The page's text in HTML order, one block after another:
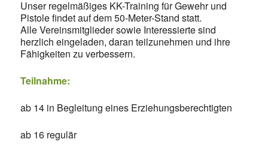
Unser regelmäßiges KK-Training für Gewehr und
Pistole findet auf dem 50-Meter-Stand statt.
Alle Vereinsmitglieder sowie Interessierte sind
herzlich eingeladen, daran teilzunehmen und ihre
Fähigkeiten zu verbessern.
Teilnahme:
ab 14 in Begleitung eines Erziehungsberechtigten
ab 16 regulär